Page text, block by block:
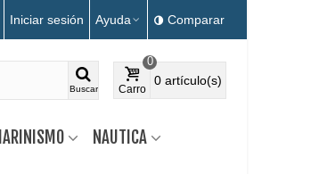
Iniciar sesión Ayuda Comparar
Buscar Carro
0
0 artículo(s)
NAUTICA